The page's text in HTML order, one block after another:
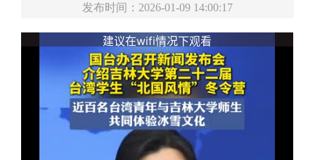
发布时间：2026-01-09 14:00:17